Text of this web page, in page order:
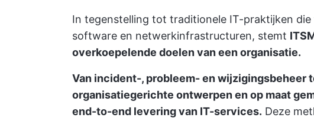
In tegenstelling tot traditionele IT-praktijken
software en netwerkinfrastructuren, stemt
overkoepelende doelen van een organisatie.
Van incident-, probleem- en wijzigingsbeheer
organisatiegerichte ontwerpen en op maat
end-to-end levering van IT-services. Deze